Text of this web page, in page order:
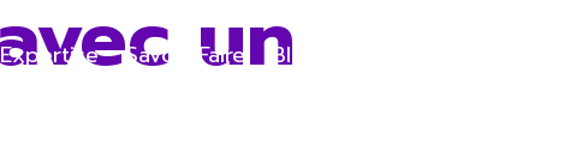
Expertise Savoir-Faire Blog
un